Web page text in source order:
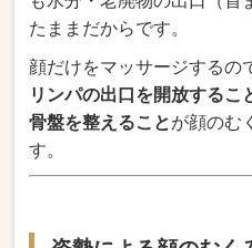
たままだからです。
顔だけをマッサージするの
リンパの出口を開放するこ
骨盤を整えることが顔のむ
す。